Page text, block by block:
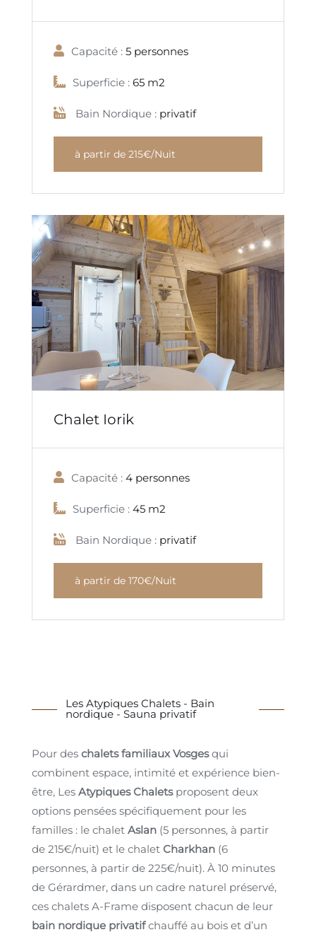
Capacité : 5 personnes
Superficie : 65 m2
Bain Nordique : privatif
à partir de 215€/Nuit
Chalet Iorik
Capacité : 4 personnes
Superficie : 45 m2
Bain Nordique : privatif
à partir de 170€/Nuit
Les Atypiques Chalets - Bain
nordique - Sauna privatif
Pour des chalets familiaux Vosgesqui
combinent espace, intimité et expérience bien-
être, Les Atypiques Chaletsproposent deux
options pensées spécifiquement pour les
familles : le chalet Aslan (5 personnes, à partir
de 215€/nuit) et le chalet Charkhan (6
personnes, à partir de 225€/nuit). À 10 minutes
de Gérardmer, dans un cadre naturel préservé,
ces chalets A-Frame disposent chacun de leur
bain nordique privatifchauffé au bois et d’un